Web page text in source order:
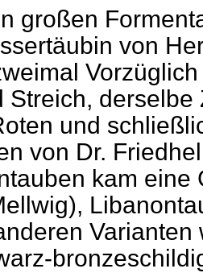
großen
von
Streich,
und
von Dr.
kam eine